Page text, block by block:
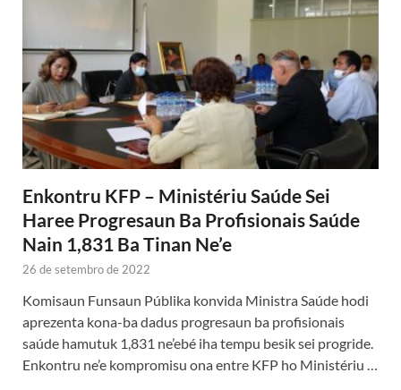
Enkontru KFP – Ministériu Saúde Sei
Haree Progresaun Ba Profisionais Saúde
Nain 1,831 Ba Tinan Ne’e
26 de setembro de 2022
Komisaun Funsaun Públika konvida Ministra Saúde hodi
aprezenta kona-ba dadus progresaun ba profisionais
saúde hamutuk 1,831 ne’ebé iha tempu besik sei progride.
Enkontru ne’e kompromisu ona entre KFP ho Ministériu …